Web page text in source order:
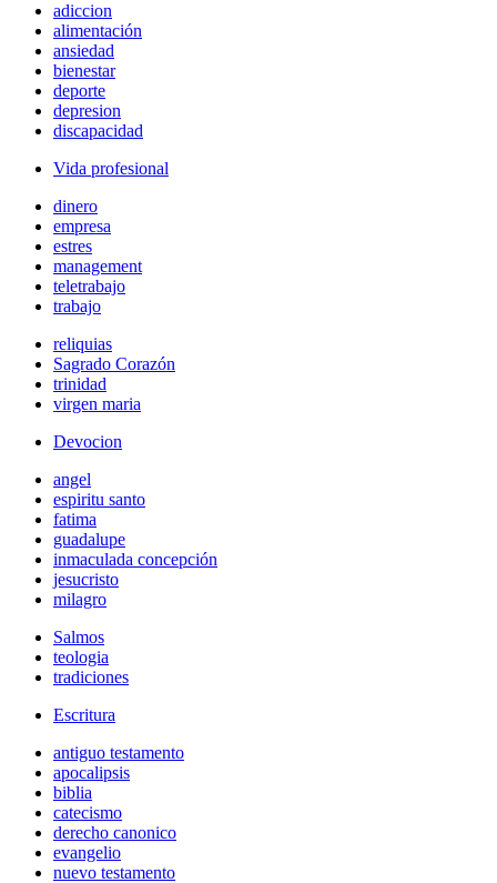
adiccion
alimentación
ansiedad
bienestar
deporte
depresion
discapacidad
Vida profesional
dinero
empresa
estres
management
teletrabajo
trabajo
reliquias
Sagrado Corazón
trinidad
virgen maria
Devocion
angel
espiritu santo
fatima
guadalupe
inmaculada concepción
jesucristo
milagro
Salmos
teologia
tradiciones
Escritura
antiguo testamento
apocalipsis
biblia
catecismo
derecho canonico
evangelio
nuevo testamento